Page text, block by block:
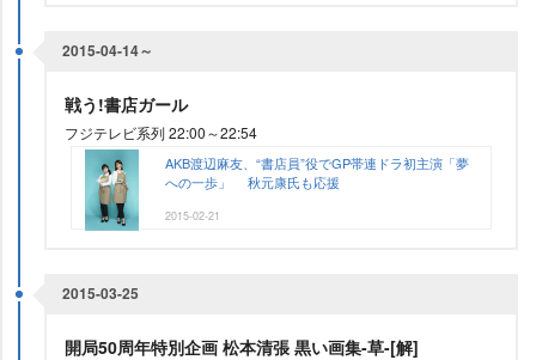
2015-04-14～
戦う!書店ガール
フジテレビ系列 22:00～22:54
AKB渡辺麻友、“書店員”役でGP帯連ドラ初主演「夢
への一歩」 秋元康氏も応援
2015-02-21
2015-03-25
開局50周年特別企画 松本清張 黒い画集-草-[解]